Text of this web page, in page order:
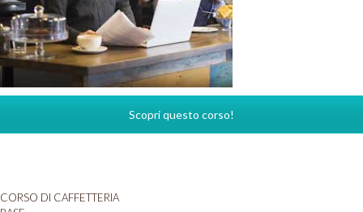
Scopri questo corso!
CORSO DI CAFFETTERIA